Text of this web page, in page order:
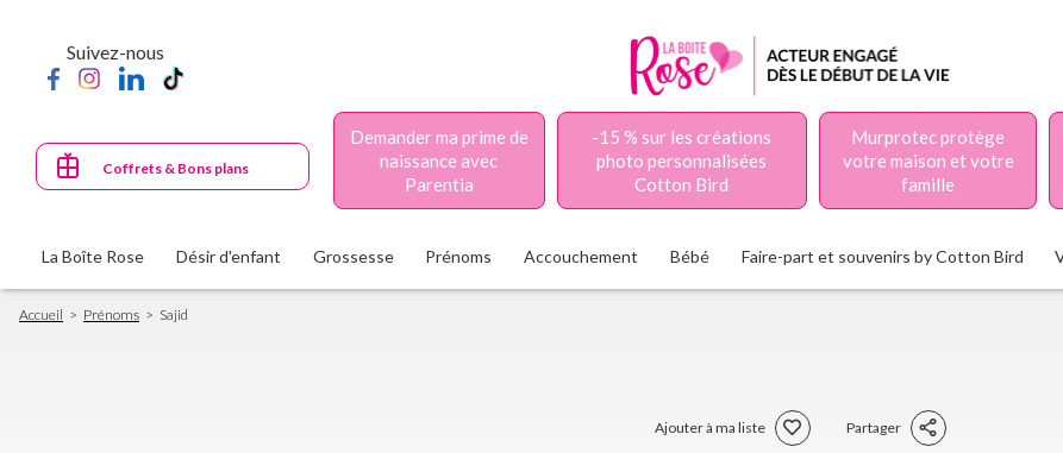
principal
Suivez-nous
Coffrets & Bons plans
Demander ma prime de
naissance avec
Parentia
-15 % sur les créations
photo personnalisées
Cotton Bird
Murprotec protège
votre maison et votre
famille
La Boîte Rose Désir d'enfant Grossesse Prénoms Accouchement Bébé Faire-part et souvenirs by Cotton Bird
Fil
d'Ariane
Accueil Prénoms Sajid
Ajouter à ma liste Partager